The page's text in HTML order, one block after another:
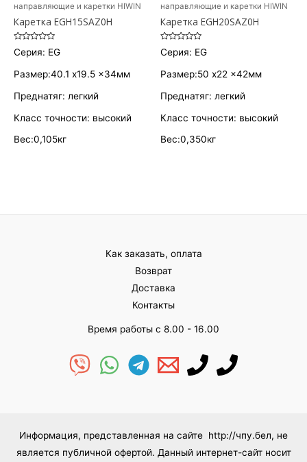
направляющие и каретки HIWIN
Каретка EGH15SAZ0H
Оценка
0
5
Серия: EG
Размер:40.1 x19.5 x34мм
Преднатяг: легкий
Класс точности: высокий
Вес:0,105кг
направляющие и каретки HIWIN
Каретка EGH20SAZ0H
Оценка
0
5
Серия: EG
Размер:50 x22 x42мм
Преднатяг: легкий
Класс точности: высокий
Вес:0,350кг
Как заказать, оплата
Возврат
Доставка
Контакты
Время работы с 8.00 - 16.00
Информация, представленная на сайте http://чпу.бел, не
является публичной офертой. Данный интернет-сайт носит